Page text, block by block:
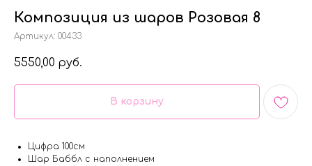
Композиция из шаров Розовая 8
Артикул: 00433
5550,00 руб.
В корзину
Цифра 100см
Шар Баббл с наполнением